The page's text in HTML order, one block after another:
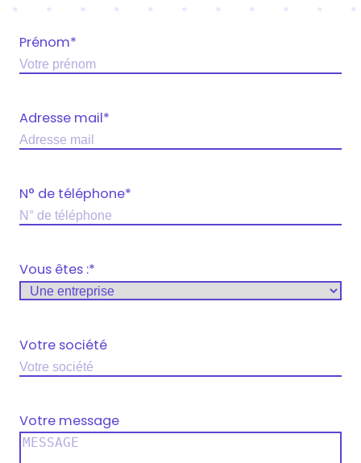
Prénom*
Adresse mail*
N° de téléphone*
Vous êtes :*
Votre société
Votre message